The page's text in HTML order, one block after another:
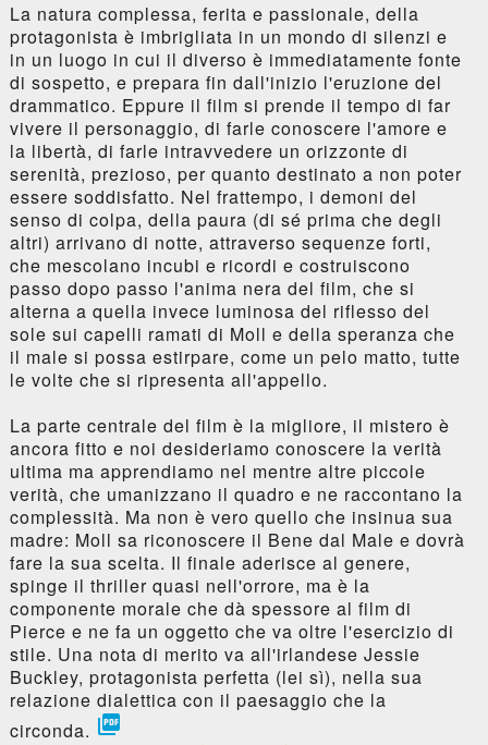
La natura complessa, ferita e passionale, della
protagonista è imbrigliata in un mondo di silenzi e
in un luogo in cui il diverso è immediatamente fonte
di sospetto, e prepara fin dall'inizio l'eruzione del
drammatico. Eppure il film si prende il tempo di far
vivere il personaggio, di farle conoscere l'amore e
la libertà, di farle intravvedere un orizzonte di
serenità, prezioso, per quanto destinato a non poter
essere soddisfatto. Nel frattempo, i demoni del
senso di colpa, della paura (di sé prima che degli
altri) arrivano di notte, attraverso sequenze forti,
che mescolano incubi e ricordi e costruiscono
passo dopo passo l'anima nera del film, che si
alterna a quella invece luminosa del riflesso del
sole sui capelli ramati di Moll e della speranza che
il male si possa estirpare, come un pelo matto, tutte
le volte che si ripresenta all'appello.
La parte centrale del film è la migliore, il mistero è
ancora fitto e noi desideriamo conoscere la verità
ultima ma apprendiamo nel mentre altre piccole
verità, che umanizzano il quadro e ne raccontano la
complessità. Ma non è vero quello che insinua sua
madre: Moll sa riconoscere il Bene dal Male e dovrà
fare la sua scelta. Il finale aderisce al genere,
spinge il thriller quasi nell'orrore, ma è la
componente morale che dà spessore al film di
Pierce e ne fa un oggetto che va oltre l'esercizio di
stile. Una nota di merito va all'irlandese Jessie
Buckley, protagonista perfetta (lei sì), nella sua
relazione dialettica con il paesaggio che la
circonda. 